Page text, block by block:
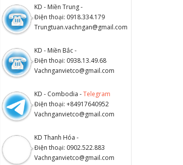
KD - Miền Trung -
Điện thoại: 0918.334.179
Trungtuan.vachngan@gmail.com
KD - Miền Bắc -
Điện thoại: 0938.13.49.68
Vachnganvietco@gmail.com
KD - Combodia -Telegram
Điện thoại: +84917640952
Vachnganvietco@gmail.com
KD Thanh Hóa -
Điện thoại: 0902.522.883
Vachnganvietco@gmail.com